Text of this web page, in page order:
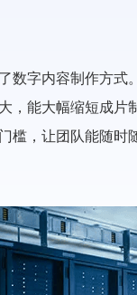
数字内容制作方式
，能大幅缩短成片
槛，让团队能随时